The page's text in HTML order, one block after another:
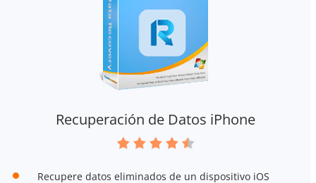
Recuperación de Datos iPhone
Recupere datos eliminados de un dispositivo iOS